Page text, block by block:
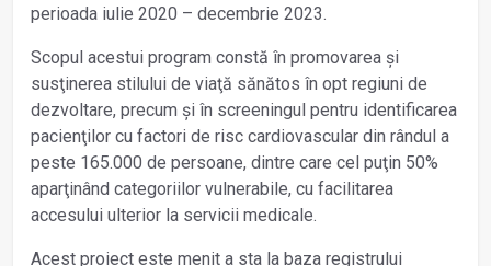
perioada iulie 2020 – decembrie 2023.
Scopul acestui program constă în promovarea și
susţinerea stilului de viaţă sănătos în opt regiuni de
dezvoltare, precum și în screeningul pentru identificarea
pacienţilor cu factori de risc cardiovascular din rândul a
peste 165.000 de persoane, dintre care cel puţin 50%
aparţinând categoriilor vulnerabile, cu facilitarea
accesului ulterior la servicii medicale.
Acest proiect este menit a sta la baza registrului